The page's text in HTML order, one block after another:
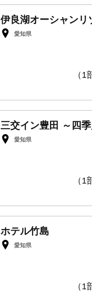
伊良湖オーシャンリ
愛知県
（
三交イン豊田 ～四
愛知県
（
ホテル竹島
愛知県
（